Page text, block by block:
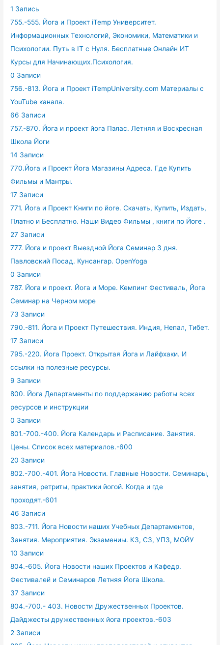
1 Запись
755.-555. Йога и Проект iTemp Университет.
Информационных Технологий, Экономики, Математики и
Психологии. Путь в IT с Нуля. Бесплатные Онлайн ИТ
Курсы для Начинающих.Психология.
0 Записи
756.-813. Йога и Проект iTempUniversity.com Материалы с
YouTube канала.
66 Записи
757.-870. Йога и проект йога Пэлас. Летняя и Воскресная
Школа Йоги
14 Записи
770.Йога и Проект Йога Магазины Адреса. Где Купить
Фильмы и Мантры.
17 Записи
771. Йога и Проект Книги по йоге. Скачать, Купить, Издать,
Платно и Бесплатно. Наши Видео Фильмы , книги по Йоге .
27 Записи
777. Йога и проект Выездной Йога Семинар 3 дня.
Павловский Посад. Кунсангар. OpenYoga
0 Записи
787. Йога и проект. Йога и Море. Кемпинг Фестиваль, Йога
Семинар на Черном море
73 Записи
790.-811. Йога и Проект Путешествия. Индия, Непал, Тибет.
17 Записи
795.-220. Йога Проект. Открытая Йога и Лайфхаки. И
ссылки на полезные ресурсы.
9 Записи
800. Йога Департаменты по поддержанию работы всех
ресурсов и инструкции
0 Записи
801.-700.-400. Йога Календарь и Расписание. Занятия.
Цены. Список всех материалов.-600
20 Записи
802.-700.-401. Йога Новости. Главные Новости. Семинары,
занятия, ретриты, практики йогой. Когда и где
проходят.-601
46 Записи
803.-711. Йога Новости наших Учебных Департаментов,
Занятия. Мероприятия. Экзамениы. КЗ, СЗ, УПЗ, МОЙУ
10 Записи
804.-605. Йога Новости наших Проектов и Кафедр.
Фестивалей и Семинаров Летняя Йога Школа.
37 Записи
804.-700.- 403. Новости Дружественных Проектов.
Дайджесты дружественных йога проектов.-603
2 Записи